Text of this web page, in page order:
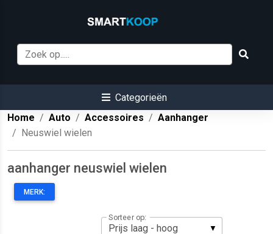
Categorieën
Home
Auto Accessoires
Aanhanger
Neuswiel wielen
aanhanger neuswiel wielen
MERK:
Sorteer op: